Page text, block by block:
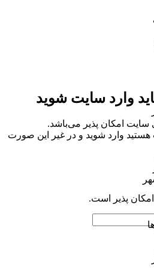
وارد سایت شوید
سایت امکان پذیر می‌باشد.
وارد شوید و در غیر این صورت
امکان پذیر است.